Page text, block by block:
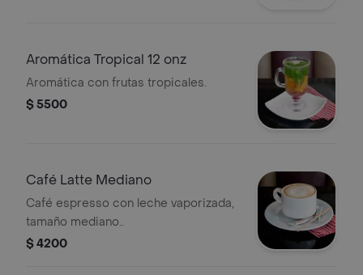
Aromática Tropical 12 onz
Aromática con frutas tropicales.
$ 5500
Café Latte Mediano
Café espresso con leche vaporizada,
tamaño mediano..
$ 4200